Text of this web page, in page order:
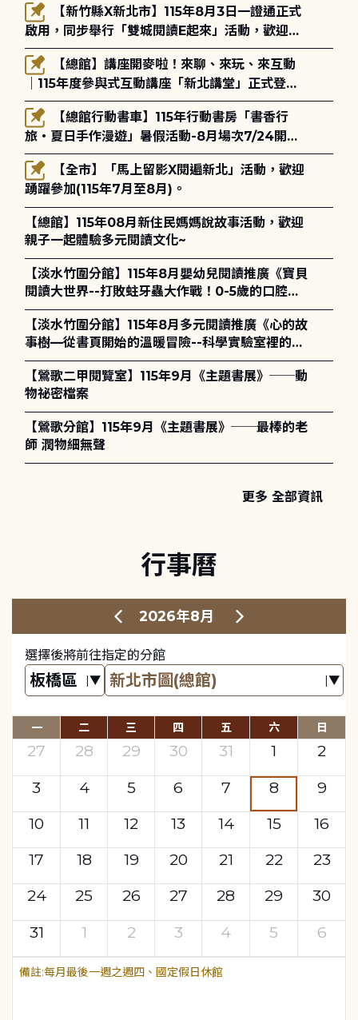
啟用，同步舉行「雙城閱讀E起來」活動，歡迎踴
躍參加(115年8月3日至10月4日)。
｜115年度參與式互動講座「新北講堂」正式登
場！
旅・夏日手作漫遊」暑假活動-8月場次7/24開始
報名
踴躍參加(115年7月至8月)。
【總館】115年08月新住民媽媽說故事活動，歡迎
親子一起體驗多元閱讀文化~
【淡水竹圍分館】115年8月嬰幼兒閱讀推廣《寶貝
閱讀大世界--打敗蛀牙蟲大作戰！0-5歲的口腔照
護全攻略》
【淡水竹圍分館】115年8月多元閱讀推廣《心的故
事樹—從書頁開始的溫暖冒險--科學實驗室裡的放
電章魚》
【鶯歌二甲閱覽室】115年9月《主題書展》──動
物祕密檔案
【鶯歌分館】115年9月《主題書展》──最棒的老
師 潤物細無聲
更多 全部資訊
行事曆
2026年8月
選擇後將前往指定的分館
一 二 三 四 五 六 日
27 28 29 30 31 1
2
3
4 5 6 7 8
9
10
11 12 13 14 15
16
17
18 19 20 21 22
23
24
25 26 27 28 29
30
31
1 2 3 4 5 6
每月最後一週之週四、國定假日休館